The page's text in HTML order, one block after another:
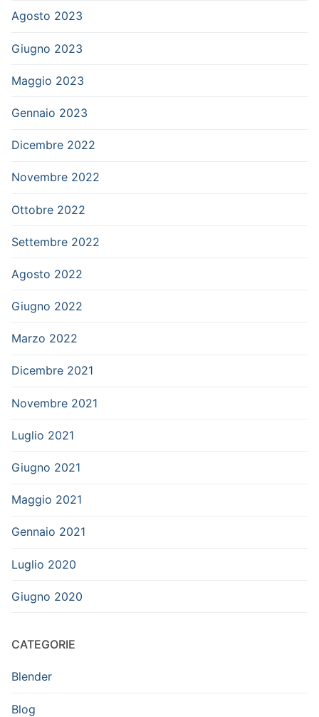
Agosto 2023
Giugno 2023
Maggio 2023
Gennaio 2023
Dicembre 2022
Novembre 2022
Ottobre 2022
Settembre 2022
Agosto 2022
Giugno 2022
Marzo 2022
Dicembre 2021
Novembre 2021
Luglio 2021
Giugno 2021
Maggio 2021
Gennaio 2021
Luglio 2020
Giugno 2020
CATEGORIE
Blender
Blog